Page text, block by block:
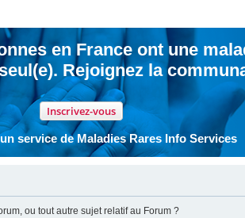
en France ont une
Rejoignez la
Inscrivez-vous
service de Maladies Rares Info Services
ou tout autre sujet relatif au Forum ?